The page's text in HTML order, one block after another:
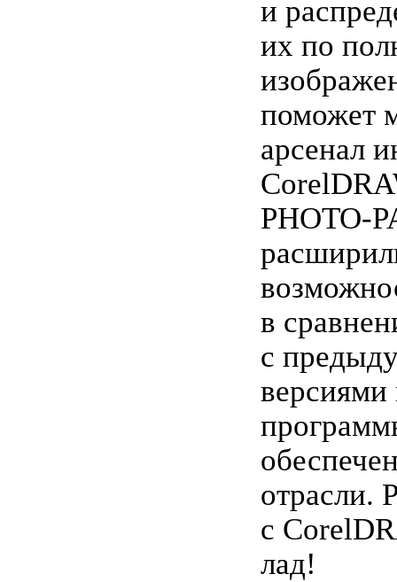
и
их по
поможет
арсенал
PHOTO-
в
с
версиями
отрасли.
с
лад!